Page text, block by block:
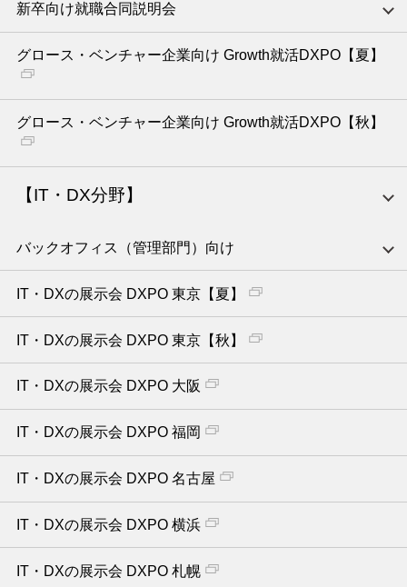
新卒向け就職合同説明会
グロース・ベンチャー企業向け Growth就活DXPO【夏】
グロース・ベンチャー企業向け Growth就活DXPO【秋】
【IT・DX分野】
バックオフィス（管理部門）向け
IT・DXの展示会 DXPO 東京【夏】
IT・DXの展示会 DXPO 東京【秋】
IT・DXの展示会 DXPO 大阪
IT・DXの展示会 DXPO 福岡
IT・DXの展示会 DXPO 名古屋
IT・DXの展示会 DXPO 横浜
IT・DXの展示会 DXPO 札幌